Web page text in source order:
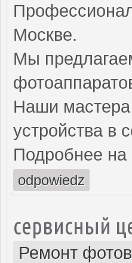
Москве.
Мы
Наши мастера
устройства в
Подробнее на
odpowiedz
сервисный
Ремонт